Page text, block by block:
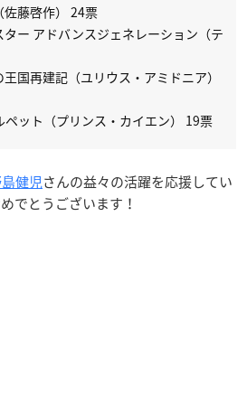
藤啓作） 24票
ー アドバンスジェネレーション（テ
国再建記（ユリウス・アミドニア）
ペット（プリンス・カイエン） 19票
健児さんの益々の活躍を応援してい
でとうございます！